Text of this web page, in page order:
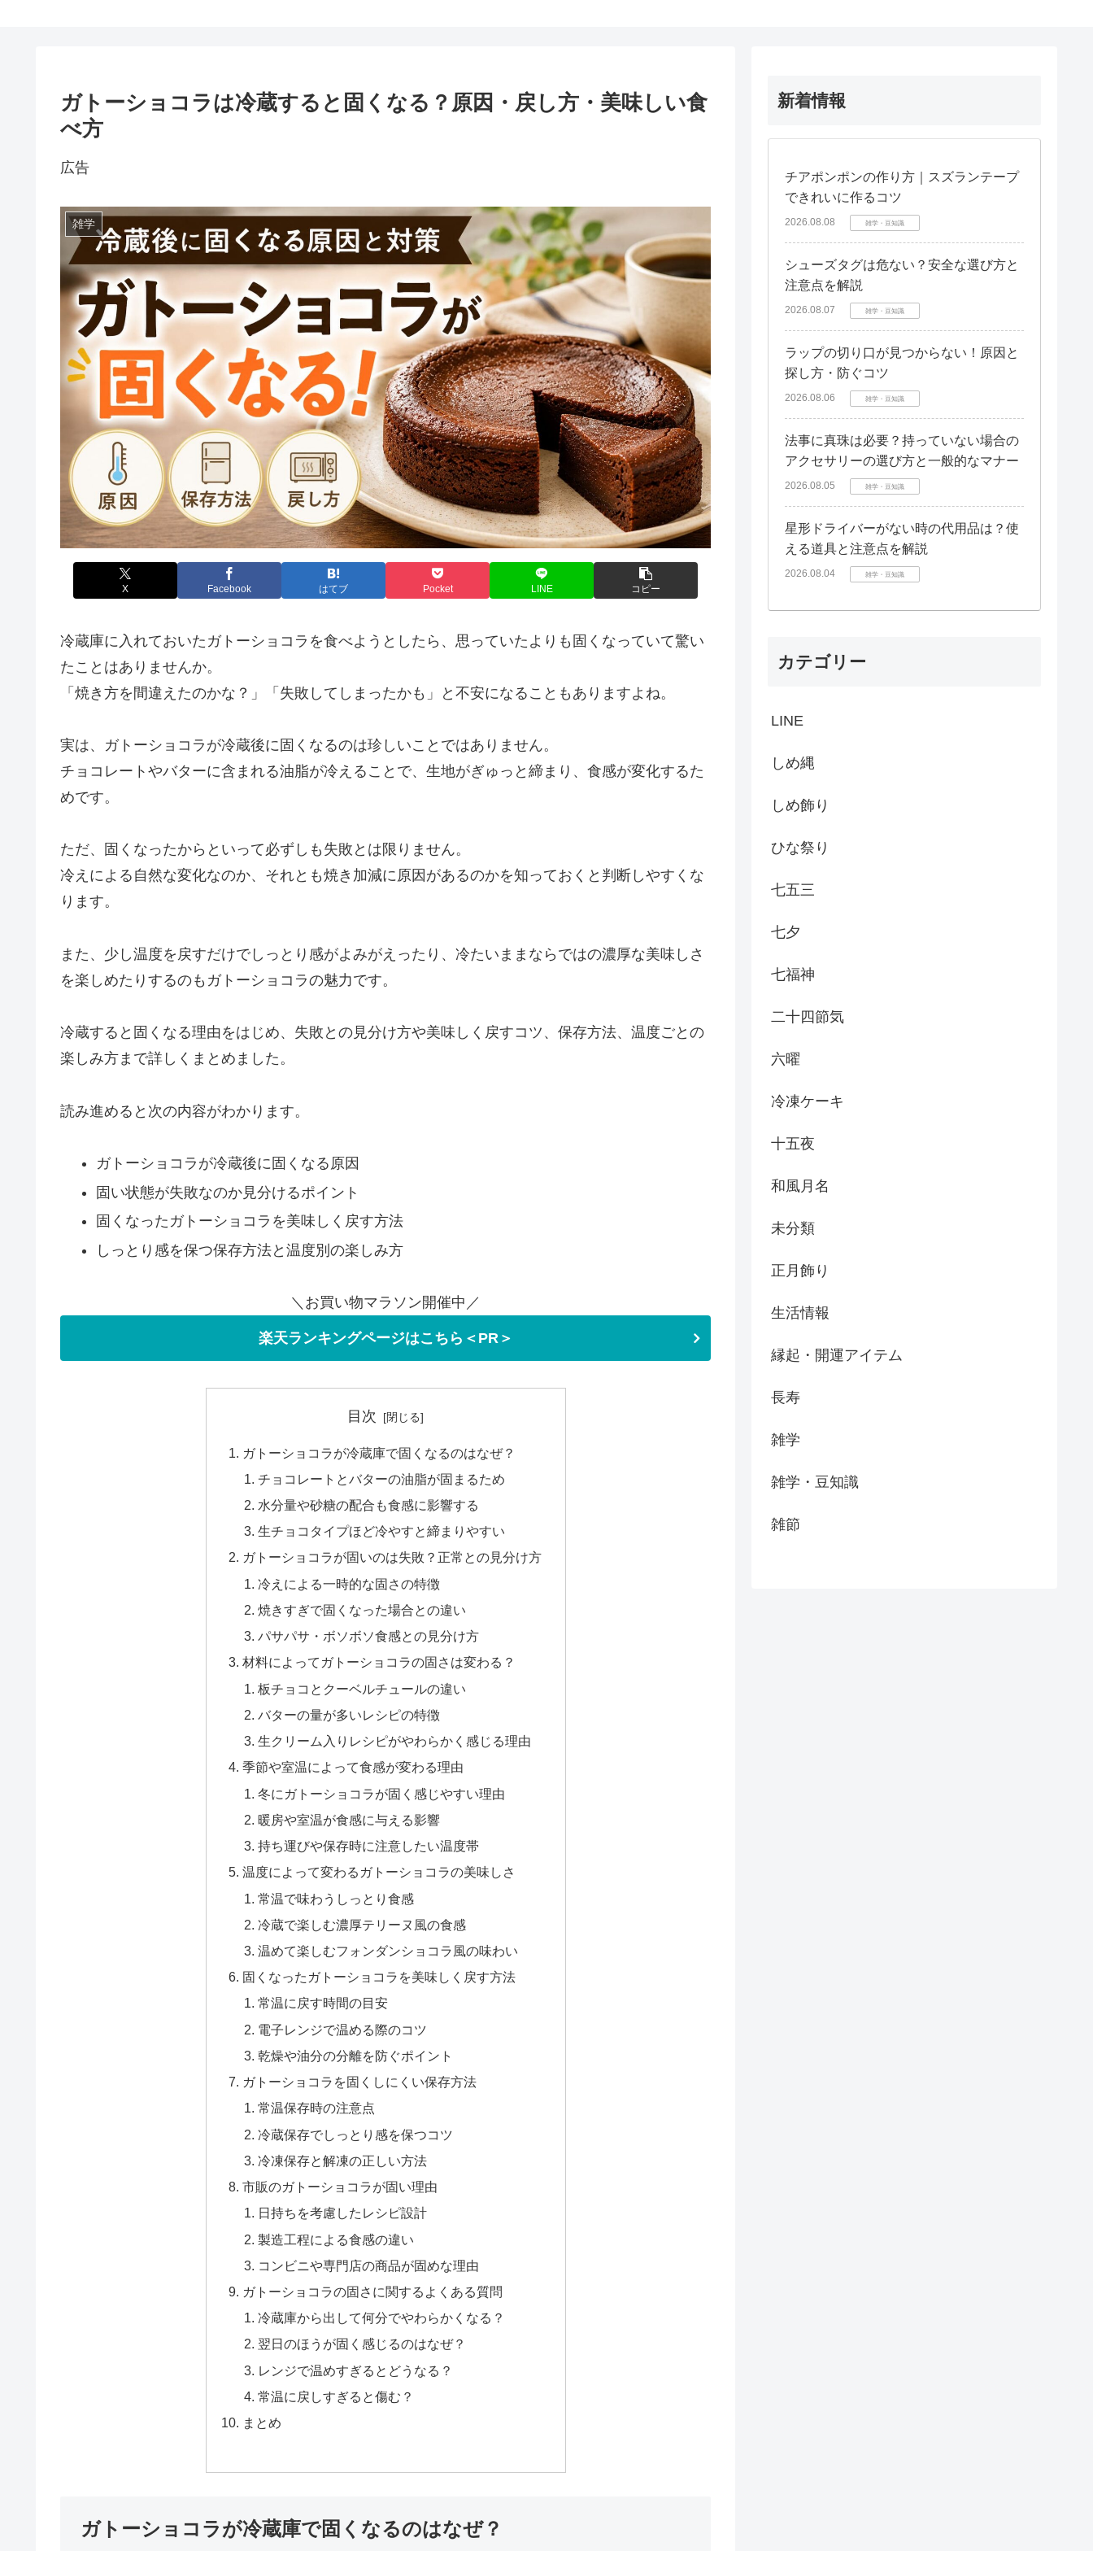
ガトーショコラは冷蔵すると固くなる？原因・戻し方・美味しい食
べ方
広告
雑学
X Facebook はてブ Pocket LINE コピー
冷蔵庫に入れておいたガトーショコラを食べようとしたら、思っていたよりも固くなっていて驚い
たことはありませんか。
「焼き方を間違えたのかな？」「失敗してしまったかも」と不安になることもありますよね。
実は、ガトーショコラが冷蔵後に固くなるのは珍しいことではありません。
チョコレートやバターに含まれる油脂が冷えることで、生地がぎゅっと締まり、食感が変化するた
めです。
ただ、固くなったからといって必ずしも失敗とは限りません。
冷えによる自然な変化なのか、それとも焼き加減に原因があるのかを知っておくと判断しやすくな
ります。
また、少し温度を戻すだけでしっとり感がよみがえったり、冷たいままならではの濃厚な美味しさ
を楽しめたりするのもガトーショコラの魅力です。
冷蔵すると固くなる理由をはじめ、失敗との見分け方や美味しく戻すコツ、保存方法、温度ごとの
楽しみ方まで詳しくまとめました。
読み進めると次の内容がわかります。
ガトーショコラが冷蔵後に固くなる原因
固い状態が失敗なのか見分けるポイント
固くなったガトーショコラを美味しく戻す方法
しっとり感を保つ保存方法と温度別の楽しみ方
＼お買い物マラソン開催中／
楽天ランキングページはこちら＜PR＞
目次
ガトーショコラが冷蔵庫で固くなるのはなぜ？
チョコレートとバターの油脂が固まるため
水分量や砂糖の配合も食感に影響する
生チョコタイプほど冷やすと締まりやすい
ガトーショコラが固いのは失敗？正常との見分け方
冷えによる一時的な固さの特徴
焼きすぎで固くなった場合との違い
パサパサ・ボソボソ食感との見分け方
材料によってガトーショコラの固さは変わる？
板チョコとクーベルチュールの違い
バターの量が多いレシピの特徴
生クリーム入りレシピがやわらかく感じる理由
季節や室温によって食感が変わる理由
冬にガトーショコラが固く感じやすい理由
暖房や室温が食感に与える影響
持ち運びや保存時に注意したい温度帯
温度によって変わるガトーショコラの美味しさ
常温で味わうしっとり食感
冷蔵で楽しむ濃厚テリーヌ風の食感
温めて楽しむフォンダンショコラ風の味わい
固くなったガトーショコラを美味しく戻す方法
常温に戻す時間の目安
電子レンジで温める際のコツ
乾燥や油分の分離を防ぐポイント
ガトーショコラを固くしにくい保存方法
常温保存時の注意点
冷蔵保存でしっとり感を保つコツ
冷凍保存と解凍の正しい方法
市販のガトーショコラが固い理由
日持ちを考慮したレシピ設計
製造工程による食感の違い
コンビニや専門店の商品が固めな理由
ガトーショコラの固さに関するよくある質問
冷蔵庫から出して何分でやわらかくなる？
翌日のほうが固く感じるのはなぜ？
レンジで温めすぎるとどうなる？
常温に戻しすぎると傷む？
まとめ
ガトーショコラが冷蔵庫で固くなるのはなぜ？
新着情報
チアポンポンの作り方｜スズランテープ
できれいに作るコツ
2026.08.08 雑学・豆知識
シューズタグは危ない？安全な選び方と
注意点を解説
2026.08.07 雑学・豆知識
ラップの切り口が見つからない！原因と
探し方・防ぐコツ
2026.08.06 雑学・豆知識
法事に真珠は必要？持っていない場合の
アクセサリーの選び方と一般的なマナー
2026.08.05 雑学・豆知識
星形ドライバーがない時の代用品は？使
える道具と注意点を解説
2026.08.04 雑学・豆知識
カテゴリー
LINE
しめ縄
しめ飾り
ひな祭り
七五三
七夕
七福神
二十四節気
六曜
冷凍ケーキ
十五夜
和風月名
未分類
正月飾り
生活情報
縁起・開運アイテム
長寿
雑学
雑学・豆知識
雑節